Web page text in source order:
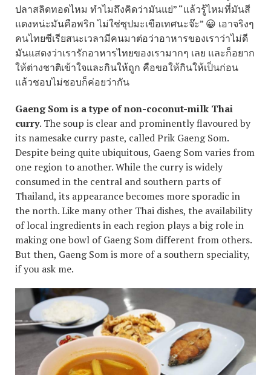
ปลาสลิดทอดไหม ทำไมถึงคิดว่ามันแย่” “แล้วรู้ไหมที่มันสี
แดงหน่ะมันคือพริก ไม่ใช่ซุปมะเขือเทศนะจ๊ะ” 😀 เอาจริงๆ
คนไทยซีเรียสนะเวลามีคนมาต่อว่าอาหารของเราว่าไม่ดี
มันแสดงว่าเรารักอาหารไทยของเรามากๆ เลย และก็อยาก
ให้ต่างชาติเข้าใจและกินให้ถูก คือขอให้กินให้เป็นก่อน
แล้วชอบไม่ชอบก็ค่อยว่ากัน
Gaeng Som is a type of non-coconut-milk Thai
curry. The soup is clear and prominently flavoured by
its namesake curry paste, called Prik Gaeng Som.
Despite being quite ubiquitous, Gaeng Som varies from
one region to another. While the curry is widely
consumed in the central and southern parts of
Thailand, its appearance becomes more sporadic in
the north. Like many other Thai dishes, the availability
of local ingredients in each region plays a big role in
making one bowl of Gaeng Som different from others.
But then, Gaeng Som is more of a southern speciality,
if you ask me.